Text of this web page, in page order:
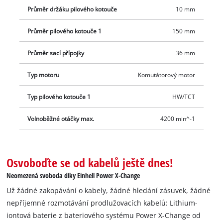
Průměr držáku pilového kotouče 10 mm
Průměr pilového kotouče 1 150 mm
Průměr sací přípojky 36 mm
Typ motoru Komutátorový motor
Typ pilového kotouče 1 HW/TCT
Volnoběžné otáčky max. 4200 min^-1
Osvoboďte se od kabelů ještě dnes!
Neomezená svoboda díky Einhell Power X-Change
Už žádné zakopávání o kabely, žádné hledání zásuvek, žádné
nepříjemné rozmotávání prodlužovacích kabelů: Lithium-
iontová baterie z bateriového systému Power X-Change od